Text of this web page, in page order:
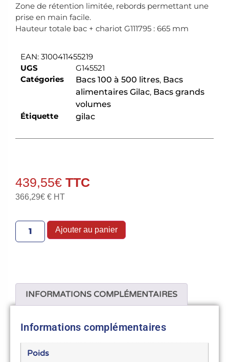
Zone de rétention limitée, rebords permettant une
prise en main facile.
Hauteur totale bac + chariot G111795 : 665 mm
EAN: 3100411455219
UGS
G145521
Catégories
Bacs 100 à 500 litres, Bacs
alimentaires Gilac, Bacs grands
volumes
Étiquette
gilac
439,55€
366,29€ € HT
Ajouter au panier
INFORMATIONS COMPLÉMENTAIRES
Informations complémentaires
Poids